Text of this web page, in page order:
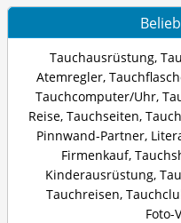
Tauchausrüstung,
Atemregler,
Tauchcomputer/Uhr,
Reise, Tauchseiten,
Pinnwand-Partner,
Firmenkauf,
Kinderausrüstung,
Tauchreisen,
Foto-